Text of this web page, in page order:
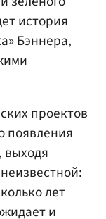
история
Бэннера,
проектов
появления
выходя
лет
и